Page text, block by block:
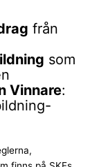
från
som
Vinnare: